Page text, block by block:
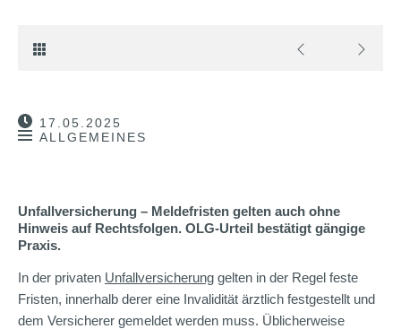
17.05.2025
ALLGEMEINES
Unfallversicherung – Meldefristen gelten auch ohne
Hinweis auf Rechtsfolgen. OLG-Urteil bestätigt gängige
Praxis.
In der privaten Unfallversicherung gelten in der Regel feste
Fristen, innerhalb derer eine Invalidität ärztlich festgestellt und
dem Versicherer gemeldet werden muss. Üblicherweise